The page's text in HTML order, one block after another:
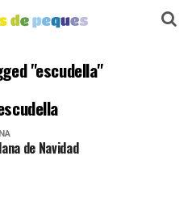
"escudella"
de Navidad